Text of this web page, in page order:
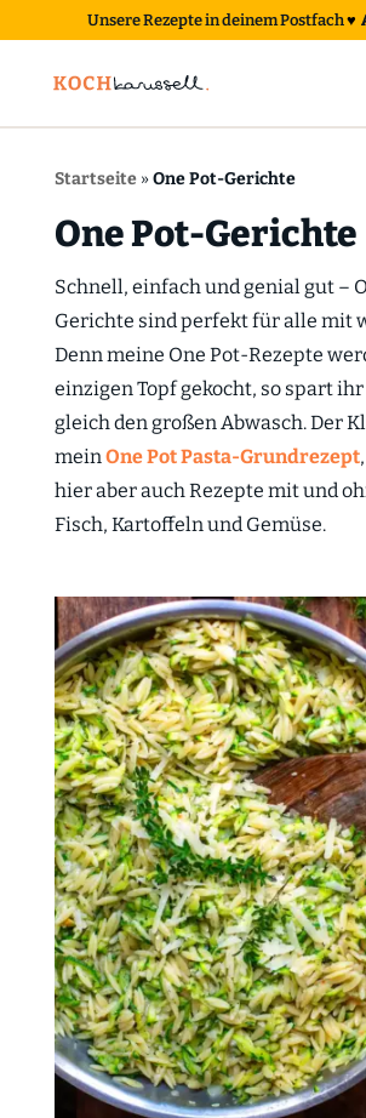
Unsere Rezepte in deinem Postfach♥
Startseite»One Pot-Gerichte
One Pot-Gerichte
Schnell, einfach und genial gut –
Gerichte sind perfekt für alle mit
Denn meine One Pot-Rezepte
einzigen Topf gekocht, so spart
gleich den großen Abwasch. Der
meinOne Pot Pasta-Grundrezept
hier aber auch Rezepte mit und
Fisch, Kartoffeln und Gemüse.